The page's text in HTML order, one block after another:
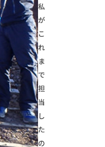
私
が
こ
れ
ま
で
担
当
し
た
の